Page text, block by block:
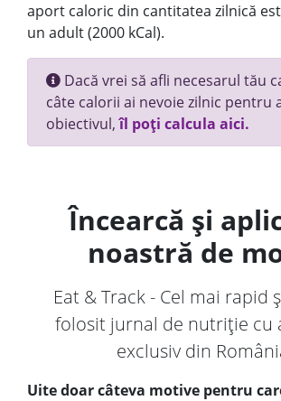
aport caloric din cantitatea zilnică
un adult (2000 kCal).
Dacă vrei să afli necesarul tău
câte calorii ai nevoie zilnic pentru
obiectivul,îl poți calcula aici.
Încearcă și
noastră de
Eat & Track - Cel mai rapid
folosit jurnal de nutriție cu
exclusiv din
Uite doar câteva motive pentru